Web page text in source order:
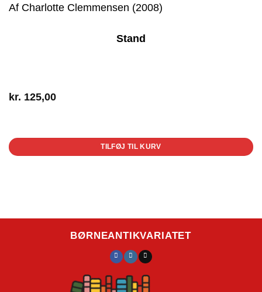
Af Charlotte Clemmensen (2008)
Stand
kr. 125,00
TILFØJ TIL KURV
BØRNEANTIKVARIATET